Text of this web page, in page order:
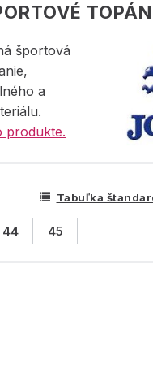
športová
a
produkte.
Tabuľka
44 45